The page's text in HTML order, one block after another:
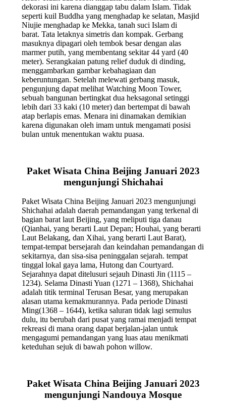
dekorasi ini karena dianggap tabu dalam Islam. Tidak
seperti kuil Buddha yang menghadap ke selatan, Masjid
Niujie menghadap ke Mekka, tanah suci Islam di
barat. Tata letaknya simetris dan kompak. Gerbang
masuknya dipagari oleh tembok besar dengan alas
marmer putih, yang membentang sekitar 44 yard (40
meter). Serangkaian patung relief duduk di dinding,
menggambarkan gambar kebahagiaan dan
keberuntungan. Setelah melewati gerbang masuk,
pengunjung dapat melihat Watching Moon Tower,
sebuah bangunan bertingkat dua heksagonal setinggi
lebih dari 33 kaki (10 meter) dan bertempat di bawah
atap berlapis emas. Menara ini dinamakan demikian
karena digunakan oleh imam untuk mengamati posisi
bulan untuk menentukan waktu puasa.
Paket Wisata China Beijing Januari 2023
mengunjungi Shichahai
Paket Wisata China Beijing Januari 2023 mengunjungi
Shichahai adalah daerah pemandangan yang terkenal di
bagian barat laut Beijing, yang meliputi tiga danau
(Qianhai, yang berarti Laut Depan; Houhai, yang berarti
Laut Belakang, dan Xihai, yang berarti Laut Barat),
tempat-tempat bersejarah dan keindahan pemandangan di
sekitarnya, dan sisa-sisa peninggalan sejarah. tempat
tinggal lokal gaya lama, Hutong dan Courtyard.
Sejarahnya dapat ditelusuri sejauh Dinasti Jin (1115 –
1234). Selama Dinasti Yuan (1271 – 1368), Shichahai
adalah titik terminal Terusan Besar, yang merupakan
alasan utama kemakmurannya. Pada periode Dinasti
Ming(1368 – 1644), ketika saluran tidak lagi semulus
dulu, itu berubah dari pusat yang ramai menjadi tempat
rekreasi di mana orang dapat berjalan-jalan untuk
mengagumi pemandangan yang luas atau menikmati
keteduhan sejuk di bawah pohon willow.
Paket Wisata China Beijing Januari 2023
mengunjungi Nandouya Mosque